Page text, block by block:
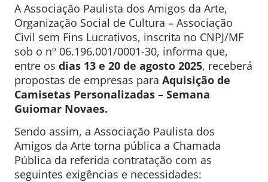
A Associação Paulista dos Amigos da Arte,
Organização Social de Cultura – Associação
Civil sem Fins Lucrativos, inscrita no CNPJ/MF
sob o nº 06.196.001/0001-30, informa que,
entre os dias 13 e 20 de agosto 2025, receberá
propostas de empresas para Aquisição de
Camisetas Personalizadas – Semana
Guiomar Novaes.
Sendo assim, a Associação Paulista dos
Amigos da Arte torna pública a Chamada
Pública da referida contratação com as
seguintes exigências e necessidades: